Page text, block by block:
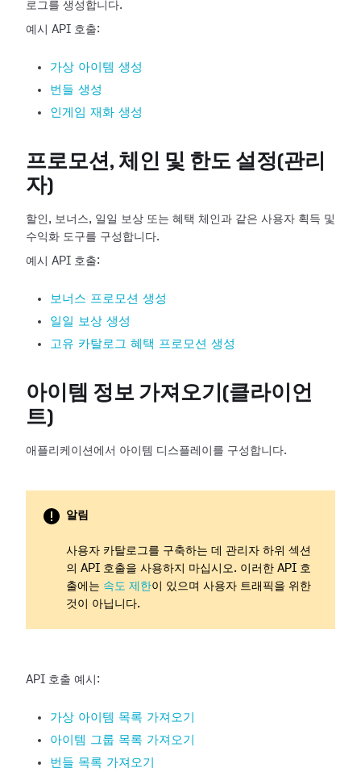
로그를 생성합니다.
예시 API 호출:
가상 아이템 생성
번들 생성
인게임 재화 생성
프로모션, 체인 및 한도 설정(관리
자)
할인, 보너스, 일일 보상 또는 혜택 체인과 같은 사용자 획득 및
수익화 도구를 구성합니다.
예시 API 호출:
보너스 프로모션 생성
일일 보상 생성
고유 카탈로그 혜택 프로모션 생성
아이템 정보 가져오기(클라이언
트)
애플리케이션에서 아이템 디스플레이를 구성합니다.
알림
사용자 카탈로그를 구축하는 데 관리자 하위 섹션
의 API 호출을 사용하지 마십시오. 이러한 API 호
출에는 속도 제한이 있으며 사용자 트래픽을 위한
것이 아닙니다.
API 호출 예시:
가상 아이템 목록 가져오기
아이템 그룹 목록 가져오기
번들 목록 가져오기